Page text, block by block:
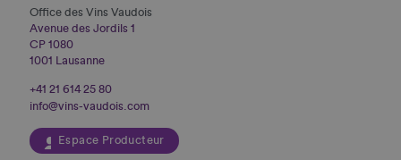
Office des Vins Vaudois
Avenue des Jordils 1
CP 1080
1001 Lausanne
+41 21 614 25 80
info@vins-vaudois.com
Espace Producteur